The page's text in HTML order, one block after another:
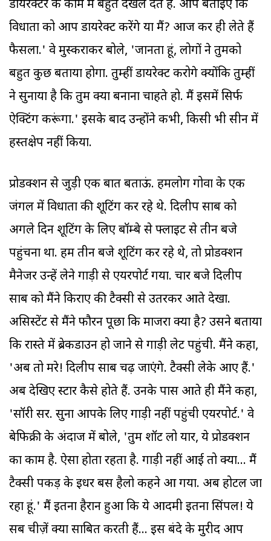
डायरेक्टर के काम में बहुत दखल देते हैं. आप बताइए कि
विधाता को आप डायरेक्ट करेंगे या मैं? आज कर ही लेते हैं
फैसला.' वे मुस्कराकर बोले, 'जानता हूं, लोगों ने तुमको
बहुत कुछ बताया होगा. तुम्हीं डायरेक्ट करोगे क्योंकि तुम्हीं
ने सुनाया है कि तुम क्या बनाना चाहते हो. मैं इसमें सिर्फ
ऐक्टिंग करूंगा.' इसके बाद उन्होंने कभी, किसी भी सीन में
हस्तक्षेप नहीं किया.
प्रोडक्शन से जुड़ी एक बात बताऊं. हमलोग गोवा के एक
जंगल में विधाता की शूटिंग कर रहे थे. दिलीप साब को
अगले दिन शूटिंग के लिए बॉम्बे से फ्लाइट से तीन बजे
पहुंचना था. हम तीन बजे शूटिंग कर रहे थे, तो प्रोडक्शन
मैनेजर उन्हें लेने गाड़ी से एयरपोर्ट गया. चार बजे दिलीप
साब को मैंने किराए की टैक्सी से उतरकर आते देखा.
असिस्टेंट से मैंने फौरन पूछा कि माजरा क्या है? उसने बताया
कि रास्ते में ब्रेकडाउन हो जाने से गाड़ी लेट पहुंची. मैंने कहा,
'अब तो मरे! दिलीप साब चढ़ जाएंगे. टैक्सी लेके आए हैं.'
अब देखिए स्टार कैसे होते हैं. उनके पास आते ही मैंने कहा,
'सॉरी सर. सुना आपके लिए गाड़ी नहीं पहुंची एयरपोर्ट.' वे
बेफिक्री के अंदाज में बोले, 'तुम शॉट लो यार, ये प्रोडक्शन
का काम है. ऐसा होता रहता है. गाड़ी नहीं आई तो क्या... मैं
टैक्सी पकड़ के इधर बस हैलो कहने आ गया. अब होटल जा
रहा हूं.' मैं इतना हैरान हुआ कि ये आदमी इतना सिंपल! ये
सब चीज़ें क्या साबित करती हैं... इस बंदे के मुरीद आप